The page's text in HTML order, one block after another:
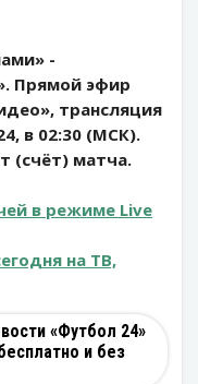
-
Прямой эфир
трансляция
в 02:30 (МСК).
(счёт) матча.
в режиме Live
на ТВ,
«Футбол 24»
и без